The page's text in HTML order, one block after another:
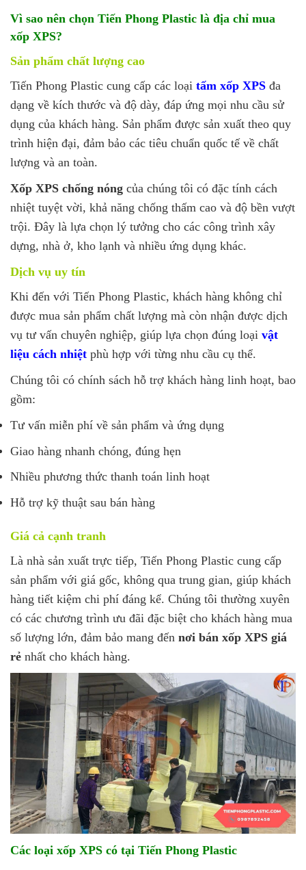
Vì sao nên chọn Tiến Phong Plastic là địa chỉ mua
xốp XPS?
Sản phẩm chất lượng cao
Tiến Phong Plastic cung cấp các loại tấm xốp XPS đa
dạng về kích thước và độ dày, đáp ứng mọi nhu cầu sử
dụng của khách hàng. Sản phẩm được sản xuất theo quy
trình hiện đại, đảm bảo các tiêu chuẩn quốc tế về chất
lượng và an toàn.
Xốp XPS chống nóng của chúng tôi có đặc tính cách
nhiệt tuyệt vời, khả năng chống thấm cao và độ bền vượt
trội. Đây là lựa chọn lý tưởng cho các công trình xây
dựng, nhà ở, kho lạnh và nhiều ứng dụng khác.
Dịch vụ uy tín
Khi đến với Tiến Phong Plastic, khách hàng không chỉ
được mua sản phẩm chất lượng mà còn nhận được dịch
vụ tư vấn chuyên nghiệp, giúp lựa chọn đúng loại vật
liệu cách nhiệt phù hợp với từng nhu cầu cụ thể.
Chúng tôi có chính sách hỗ trợ khách hàng linh hoạt, bao
gồm:
Tư vấn miễn phí về sản phẩm và ứng dụng
Giao hàng nhanh chóng, đúng hẹn
Nhiều phương thức thanh toán linh hoạt
Hỗ trợ kỹ thuật sau bán hàng
Giá cả cạnh tranh
Là nhà sản xuất trực tiếp, Tiến Phong Plastic cung cấp
sản phẩm với giá gốc, không qua trung gian, giúp khách
hàng tiết kiệm chi phí đáng kể. Chúng tôi thường xuyên
có các chương trình ưu đãi đặc biệt cho khách hàng mua
số lượng lớn, đảm bảo mang đến nơi bán xốp XPS giá
rẻ nhất cho khách hàng.
Các loại xốp XPS có tại Tiến Phong Plastic